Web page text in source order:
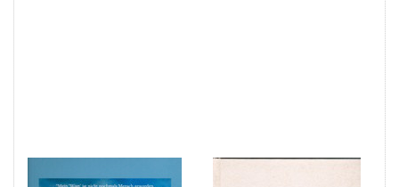
Einführung in